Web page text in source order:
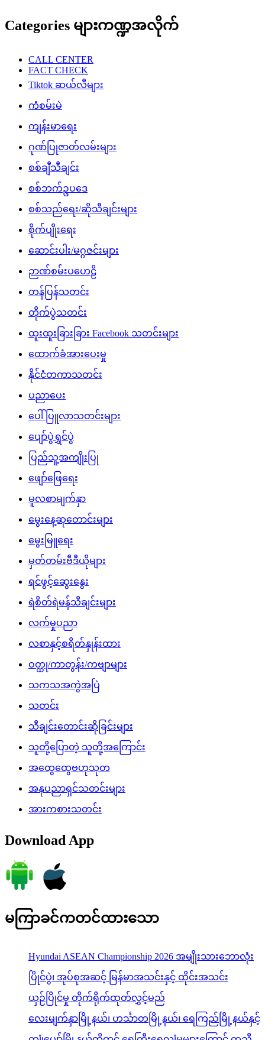
Categories များကဏ္ဍအလိုက်
CALL CENTER
FACT CHECK
Tiktok ဆယ်လီများ
ကံစမ်းမဲ
ကျန်းမာရေး
ဂုဏ်ပြုဇာတ်လမ်းများ
စစ်ချီသီချင်း
စစ်ဘက်ဥပဒေ
စစ်သည်ရေး/ဆိုသီချင်းများ
စိုက်ပျိုးရေး
ဆောင်းပါး/မဂ္ဂဇင်းများ
ဉာဏ်စမ်းပဟေဠိ
တန်ပြန်သတင်း
တိုက်ပွဲသတင်း
ထူးထူးခြားခြား Facebook သတင်းများ
ထောက်ခံအားပေးမှု
နိုင်ငံတကာသတင်း
ပညာပေး
ပေါ်ပြူလာသတင်းများ
ပျော်ပွဲရွှင်ပွဲ
ပြည်သူ့အကျိုးပြု
ဖျော်ဖြေရေး
မူလစာမျက်နှာ
မွေးနေ့ဆုတောင်းများ
မွေးမြူရေး
မှတ်တမ်းဗီဒီယိုများ
ရင်ဖွင့်ဆွေးနွေး
ရဲစိတ်ရဲမန်သီချင်းများ
လက်မှုပညာ
လစာနှင့်စရိတ်နှုန်းထား
ဝတ္ထု/ကာတွန်း/ကဗျာများ
သကသအကွဲအပြဲ
သတင်း
သီချင်းတောင်းဆိုခြင်းများ
သူတို့ပြောတဲ့ သူတို့အကြောင်း
အထွေထွေဗဟုသုတ
အနုပညာရှင်သတင်းများ
အားကစားသတင်း
Download App
မကြာခင်ကတင်ထားသော
Hyundai ASEAN Championship 2026 အမျိုးသားဘောလုံး
ပြိုင်ပွဲ၊ အုပ်စုအဆင့် မြန်မာအသင်းနှင့် ထိုင်းအသင်း
ယှဉ်ပြိုင်မှု တိုက်ရိုက်ထုတ်လွှင့်မည်
လေးမျက်နှာမြို့နယ်၊ ဟင်္သာတမြို့နယ်၊ ရေကြည်မြို့နယ်နှင့်